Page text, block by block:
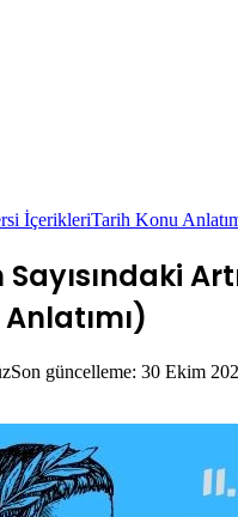
İçerikleriTarih Konu
Son güncelleme: 30 Ekim